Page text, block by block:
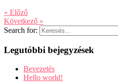
« Előző
Következő »
Search for:
Legutóbbi bejegyzések
Bevezetés
Hello world!